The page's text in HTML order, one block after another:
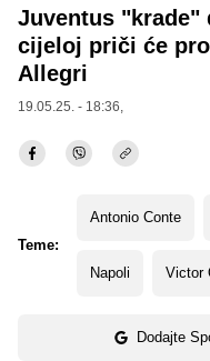
Juventus "krade"
cijeloj priči će
Allegri
19.05.25. - 18:36,
Teme:
Antonio Conte
Napoli Victor
Dodajte